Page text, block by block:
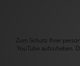
Zum Schutz Ihrer
YouTube aufzuheben.